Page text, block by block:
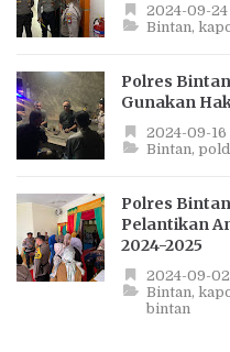
2024-09-24
Bintan
Polres
Gunakan
2024-09-16
Bintan
Polres
Pelantikan
2024-2025
2024-09-02
Bintan
bintan